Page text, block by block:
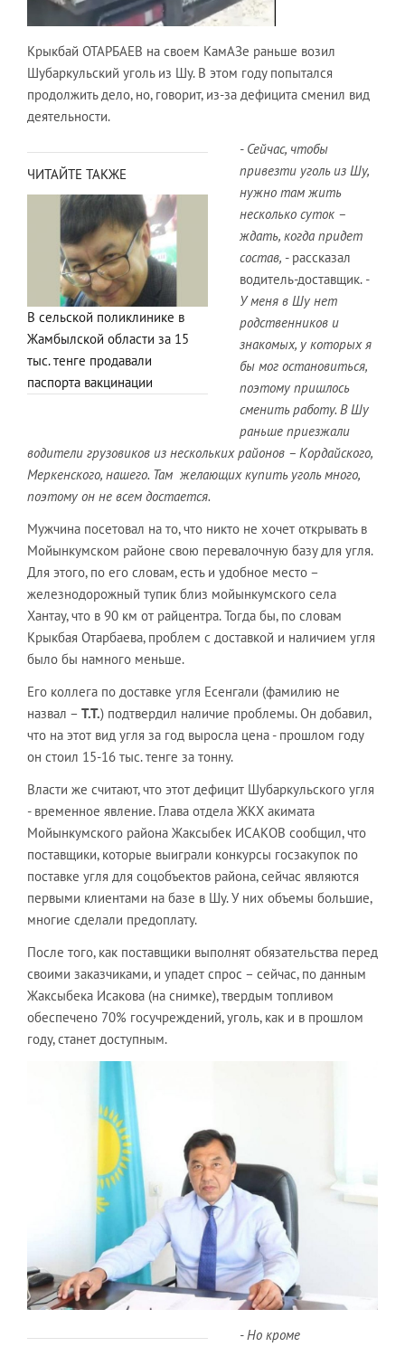
Крыкбай ОТАРБАЕВ на своем КамАЗе раньше возил
Шубаркульский уголь из Шу. В этом году попытался
продолжить дело, но, говорит, из-за дефицита сменил вид
деятельности.
ЧИТАЙТЕ ТАКЖЕ
В сельской поликлинике в
Жамбылской области за 15
тыс. тенге продавали
паспорта вакцинации
- Сейчас, чтобы
привезти уголь из Шу,
нужно там жить
несколько суток –
ждать, когда придет
состав, - рассказал
водитель-доставщик. -
У меня в Шу нет
родственников и
знакомых, у которых я
бы мог остановиться,
поэтому пришлось
сменить работу. В Шу
раньше приезжали
водители грузовиков из нескольких районов – Кордайского,
Меркенского, нашего. Там желающих купить уголь много,
поэтому он не всем достается.
Мужчина посетовал на то, что никто не хочет открывать в
Мойынкумском районе свою перевалочную базу для угля.
Для этого, по его словам, есть и удобное место –
железнодорожный тупик близ мойынкумского села
Хантау, что в 90 км от райцентра. Тогда бы, по словам
Крыкбая Отарбаева, проблем с доставкой и наличием угля
было бы намного меньше.
Его коллега по доставке угля Есенгали (фамилию не
назвал – Т.Т.) подтвердил наличие проблемы. Он добавил,
что на этот вид угля за год выросла цена - прошлом году
он стоил 15-16 тыс. тенге за тонну.
Власти же считают, что этот дефицит Шубаркульского угля
- временное явление. Глава отдела ЖКХ акимата
Мойынкумского района Жаксыбек ИСАКОВ сообщил, что
поставщики, которые выиграли конкурсы госзакупок по
поставке угля для соцобъектов района, сейчас являются
первыми клиентами на базе в Шу. У них объемы большие,
многие сделали предоплату.
После того, как поставщики выполнят обязательства перед
своими заказчиками, и упадет спрос – сейчас, по данным
Жаксыбека Исакова (на снимке), твердым топливом
обеспечено 70% госучреждений, уголь, как и в прошлом
году, станет доступным.
- Но кроме